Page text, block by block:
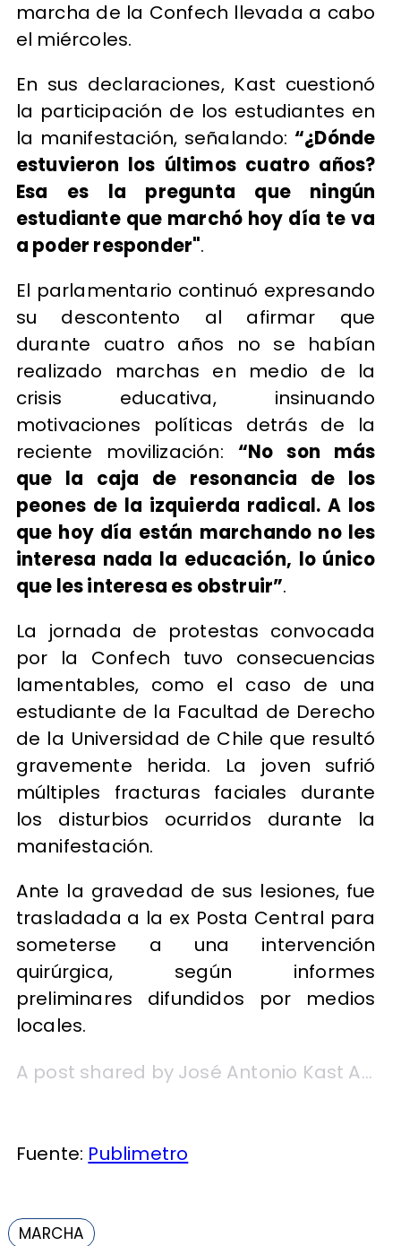
marcha de la Confech llevada a cabo
el miércoles.
En sus declaraciones, Kast cuestionó
la participación de los estudiantes en
la manifestación, señalando: “¿Dónde
estuvieron los últimos cuatro años?
Esa es la pregunta que ningún
estudiante que marchó hoy día te va
a poder responder".
El parlamentario continuó expresando
su descontento al afirmar que
durante cuatro años no se habían
realizado marchas en medio de la
crisis educativa, insinuando
motivaciones políticas detrás de la
reciente movilización: “No son más
que la caja de resonancia de los
peones de la izquierda radical. A los
que hoy día están marchando no les
interesa nada la educación, lo único
que les interesa es obstruir”.
La jornada de protestas convocada
por la Confech tuvo consecuencias
lamentables, como el caso de una
estudiante de la Facultad de Derecho
de la Universidad de Chile que resultó
gravemente herida. La joven sufrió
múltiples fracturas faciales durante
los disturbios ocurridos durante la
manifestación.
Ante la gravedad de sus lesiones, fue
trasladada a la ex Posta Central para
someterse a una intervención
quirúrgica, según informes
preliminares difundidos por medios
locales.
A post shared by José Antonio Kast Adriasola (@jakastadriasola)
Fuente: Publimetro
MARCHA